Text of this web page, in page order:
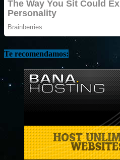
Te recomendamos: